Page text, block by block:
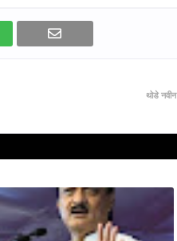
थोडे नवीन